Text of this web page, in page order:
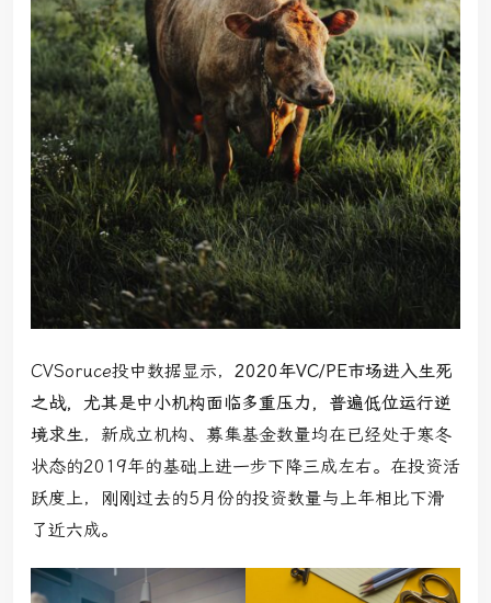
CVSoruce投中数据显示， 2020年VC/PE市场进入生死
之战，尤其是中小机构面临多重压力，普遍低位运行逆
境求生，新成立机构、募集基金数量均在已经处于寒冬
状态的2019年的基础上进一步下降三成左右。在投资活
跃度上，刚刚过去的5月份的投资数量与上年相比下滑
了近六成。